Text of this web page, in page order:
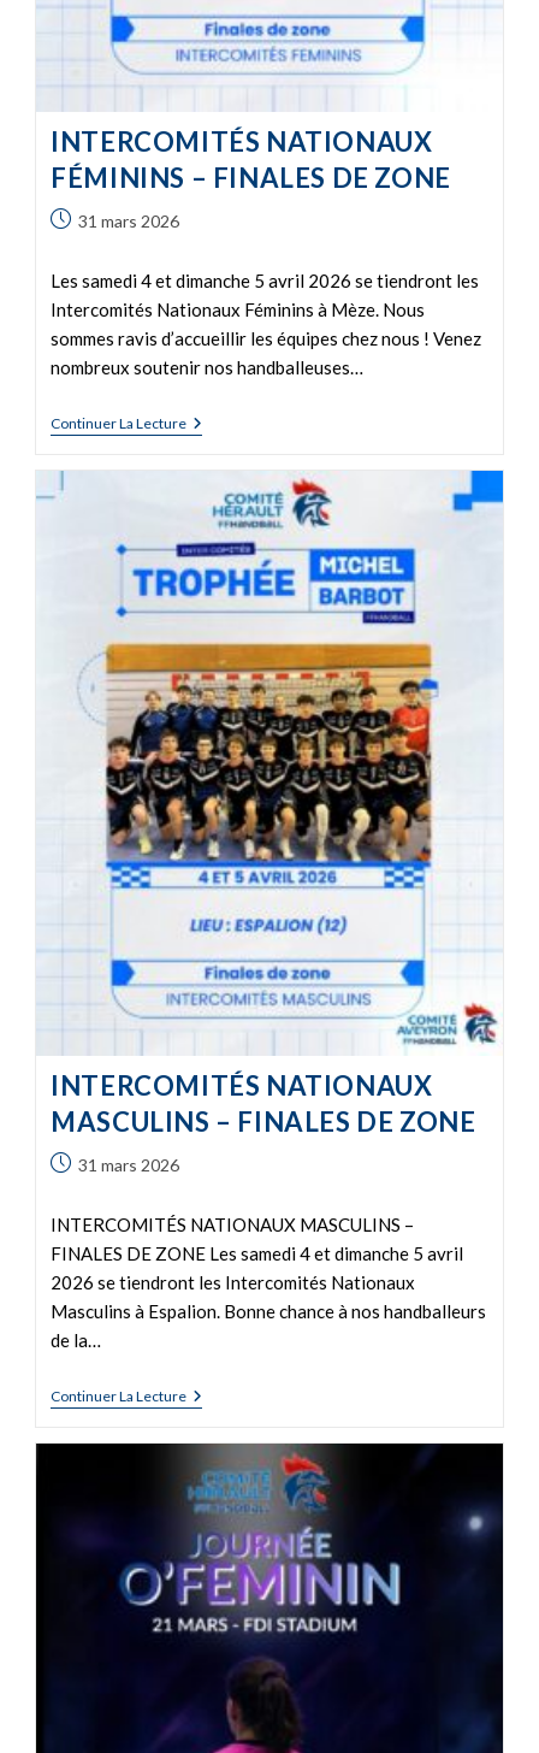
INTERCOMITÉS NATIONAUX
FÉMININS – FINALES DE ZONE
31 mars 2026
Les samedi 4 et dimanche 5 avril 2026 se tiendront les
Intercomités Nationaux Féminins à Mèze. Nous
sommes ravis d’accueillir les équipes chez nous ! Venez
nombreux soutenir nos handballeuses…
Continuer La Lecture
INTERCOMITÉS NATIONAUX
MASCULINS – FINALES DE ZONE
31 mars 2026
INTERCOMITÉS NATIONAUX MASCULINS –
FINALES DE ZONE Les samedi 4 et dimanche 5 avril
2026 se tiendront les Intercomités Nationaux
Masculins à Espalion. Bonne chance à nos handballeurs
de la…
Continuer La Lecture